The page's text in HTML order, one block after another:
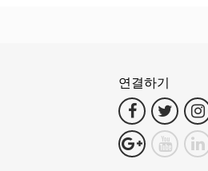
자 합니다. 탐험에 대한 열정을 고취하며
연결하기